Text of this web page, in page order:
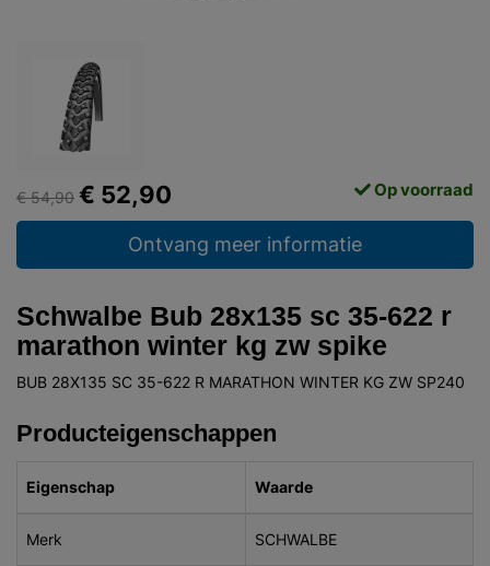
€ 54,90 € 52,90 Op voorraad
Ontvang meer informatie
Schwalbe Bub 28x135 sc 35-622 r
marathon winter kg zw spike
BUB 28X135 SC 35-622 R MARATHON WINTER KG ZW SP240
Producteigenschappen
Eigenschap Waarde
Merk SCHWALBE